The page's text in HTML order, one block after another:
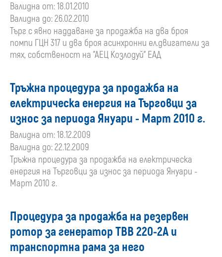
Валидна от: 18.01.2010
Валидна до: 26.02.2010
Търг с явно наддаване за продажба на два броя
помпи ГЦН 317 и два броя асинхронни ел.двигатели за
тях, собственост на "АЕЦ Козлодуй" ЕАД
Тръжна процедура за продажба на
електрическа енергия на Търговци за
износ за периода Януари - Март 2010 г.
Валидна от: 18.12.2009
Валидна до: 22.12.2009
Тръжна процедура за продажба на електрическа
енергия на Търговци за износ за периода Януари -
Март 2010 г.
Процедура за продажба на резервен
ротор за генератор ТВВ 220-2А и
транспортна рама за него